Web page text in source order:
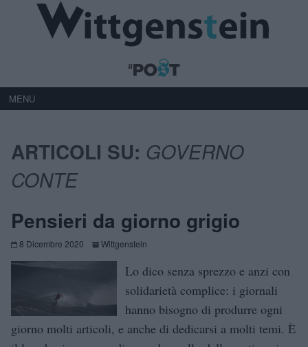
MENU
ARTICOLI SU: GOVERNO
CONTE
Pensieri da giorno grigio
8 Dicembre 2020 Wittgenstein
Lo dico senza sprezzo e anzi con
solidarietà complice: i giornali
hanno bisogno di produrre ogni
giorno molti articoli, e anche di dedicarsi a molti temi. È